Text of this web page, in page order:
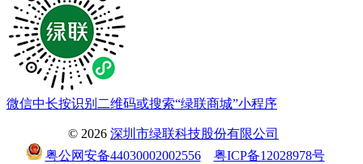
微信中长按识别二维码或搜索“绿联商城”小程序
© 2026 深圳市绿联科技股份有限公司
粤公网安备44030002002556
粤ICP备12028978号